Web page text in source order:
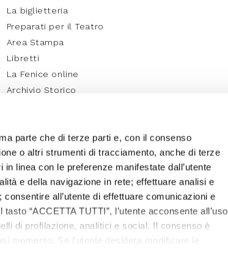
parte che di terze parti e, con il consenso
o altri strumenti di tracciamento, anche di terze
linea con le preferenze manifestate dall’utente
e della navigazione in rete; effettuare analisi e
all’utente di effettuare comunicazioni e
“ACCETTA TUTTI”, l’utente acconsente all’uso
di profilazione, analitici e social. Il consenso è
momento. Se l’utente desidera modificare le
La biglietteria
Preparati per il Teatro
Area Stampa
Libretti
La Fenice online
Archivio Storico